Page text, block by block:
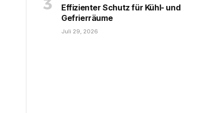
Effizienter Schutz für Kühl- und
Gefrierräume
Juli 29, 2026